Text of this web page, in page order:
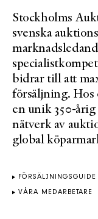
Stockholms
svenska
bidrar till att
försäljning. Hos
en unik 350-
nätverk av
global
FÖRSÄLJNINGSGUIDE
VÅRA MEDARBETARE